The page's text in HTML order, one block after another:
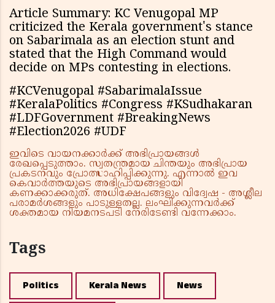
Article Summary: KC Venugopal MP
criticized the Kerala government's stance
on Sabarimala as an election stunt and
stated that the High Command would
decide on MPs contesting in elections.
#KCVenugopal #SabarimalaIssue
#KeralaPolitics #Congress #KSudhakaran
#LDFGovernment #BreakingNews
#Election2026 #UDF
ഇവിടെ വായനക്കാർക്ക് അഭിപ്രായങ്ങൾ
രേഖപ്പെടുത്താം. സ്വതന്ത്രമായ ചിന്തയും അഭിപ്രായ
പ്രകടനവും പ്രോത്സാഹിപ്പിക്കുന്നു. എന്നാൽ ഇവ
കെവാർത്തയുടെ അഭിപ്രായങ്ങളായി
കണക്കാക്കരുത്. അധിക്ഷേപങ്ങളും വിദ്വേഷ - അശ്ലീല
പരാമർശങ്ങളും പാടുള്ളതല്ല. ലംഘിക്കുന്നവർക്ക്
ശക്തമായ നിയമനടപടി നേരിടേണ്ടി വന്നേക്കാം.
Tags
Politics Kerala News News